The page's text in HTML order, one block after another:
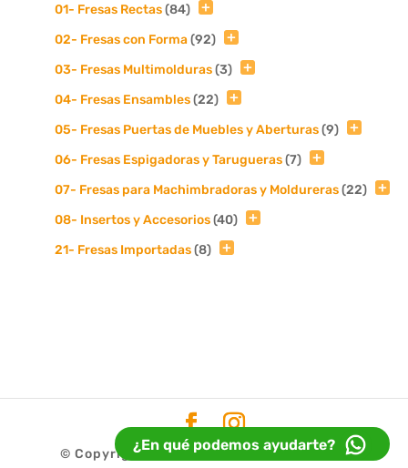
01- Fresas Rectas(84)
02- Fresas con Forma(92)
03- Fresas Multimolduras(3)
04- Fresas Ensambles(22)
05- Fresas Puertas de Muebles y Aberturas(9)
06- Fresas Espigadoras y Tarugueras(7)
07- Fresas para Machimbradoras y Moldureras(22)
08- Insertos y Accesorios(40)
21- Fresas Importadas(8)
© Copyright 2020Fresur| DiseñoIdea32
¿En qué podemos ayudarte?